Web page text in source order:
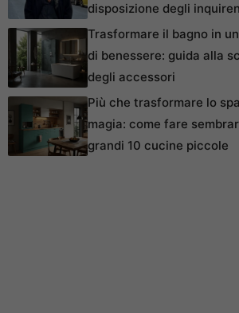
disposizione degli
Trasformare il bagno in
di benessere: guida alla
degli accessori
Più che trasformare lo
magia: come fare
grandi 10 cucine piccole